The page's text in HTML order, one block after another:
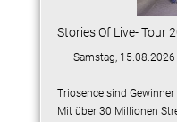
Stories Of Live- Tour
Samstag, 15.08.2026
Triosence sind
Mit über 30 Millionen